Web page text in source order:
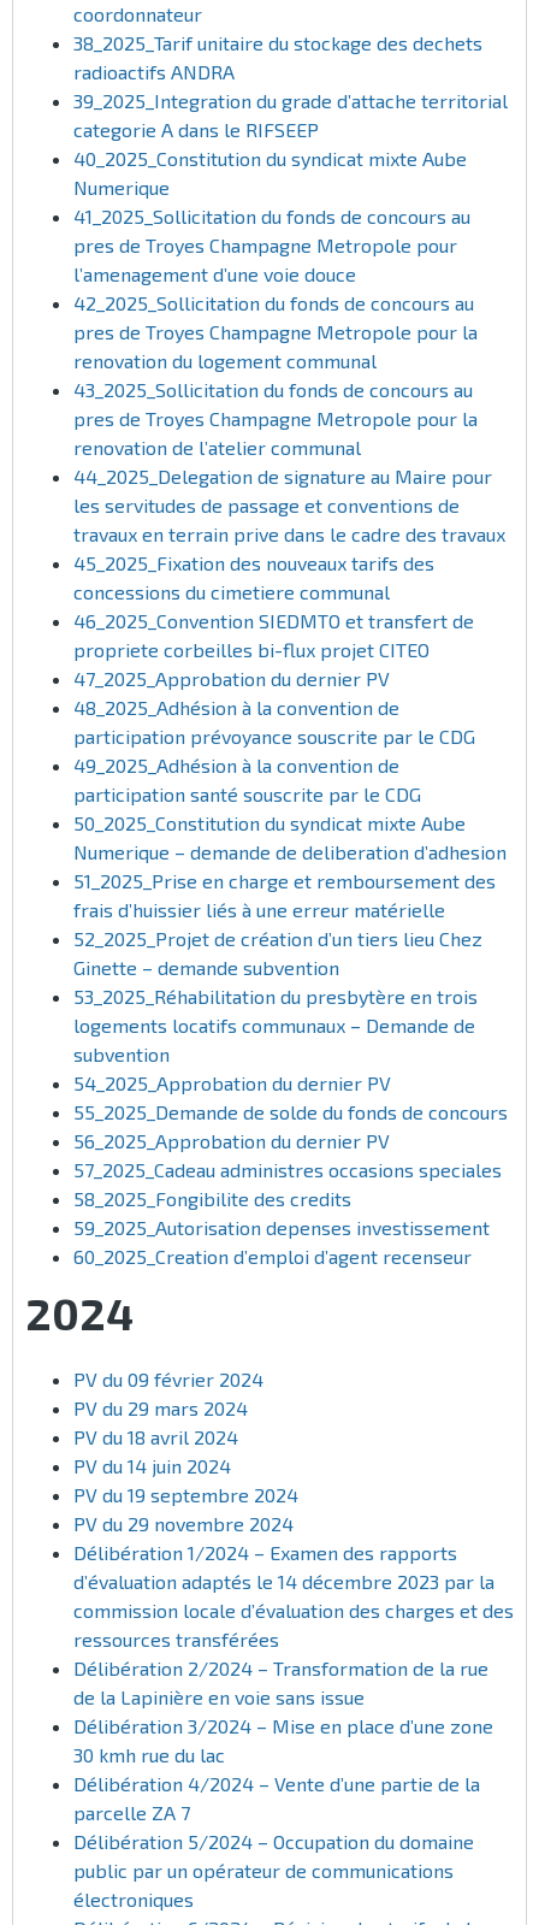
coordonnateur
38_2025_Tarif unitaire du stockage des dechets
radioactifs ANDRA
39_2025_Integration du grade d’attache territorial
categorie A dans le RIFSEEP
40_2025_Constitution du syndicat mixte Aube
Numerique
41_2025_Sollicitation du fonds de concours au
pres de Troyes Champagne Metropole pour
l’amenagement d’une voie douce
42_2025_Sollicitation du fonds de concours au
pres de Troyes Champagne Metropole pour la
renovation du logement communal
43_2025_Sollicitation du fonds de concours au
pres de Troyes Champagne Metropole pour la
renovation de l’atelier communal
44_2025_Delegation de signature au Maire pour
les servitudes de passage et conventions de
travaux en terrain prive dans le cadre des travaux
45_2025_Fixation des nouveaux tarifs des
concessions du cimetiere communal
46_2025_Convention SIEDMTO et transfert de
propriete corbeilles bi-flux projet CITEO
47_2025_Approbation du dernier PV
48_2025_Adhésion à la convention de
participation prévoyance souscrite par le CDG
49_2025_Adhésion à la convention de
participation santé souscrite par le CDG
50_2025_Constitution du syndicat mixte Aube
Numerique – demande de deliberation d’adhesion
51_2025_Prise en charge et remboursement des
frais d’huissier liés à une erreur matérielle
52_2025_Projet de création d’un tiers lieu Chez
Ginette – demande subvention
53_2025_Réhabilitation du presbytère en trois
logements locatifs communaux – Demande de
subvention
54_2025_Approbation du dernier PV
55_2025_Demande de solde du fonds de concours
56_2025_Approbation du dernier PV
57_2025_Cadeau administres occasions speciales
58_2025_Fongibilite des credits
59_2025_Autorisation depenses investissement
60_2025_Creation d’emploi d’agent recenseur
2024
PV du 09 février 2024
PV du 29 mars 2024
PV du 18 avril 2024
PV du 14 juin 2024
PV du 19 septembre 2024
PV du 29 novembre 2024
Délibération 1/2024 – Examen des rapports
d’évaluation adaptés le 14 décembre 2023 par la
commission locale d’évaluation des charges et des
ressources transférées
Délibération 2/2024 – Transformation de la rue
de la Lapinière en voie sans issue
Délibération 3/2024 – Mise en place d’une zone
30 kmh rue du lac
Délibération 4/2024 – Vente d’une partie de la
parcelle ZA 7
Délibération 5/2024 – Occupation du domaine
public par un opérateur de communications
électroniques